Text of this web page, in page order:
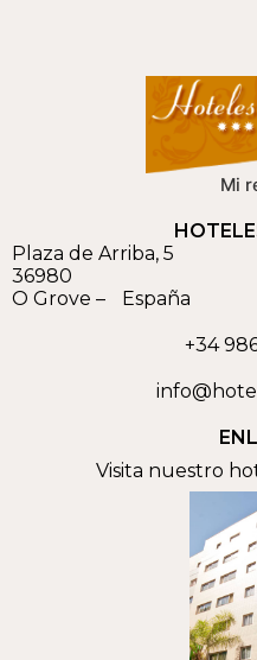
Mi
Plaza de Arriba, 5
36980
O Grove – España
+34
Visita nuestro